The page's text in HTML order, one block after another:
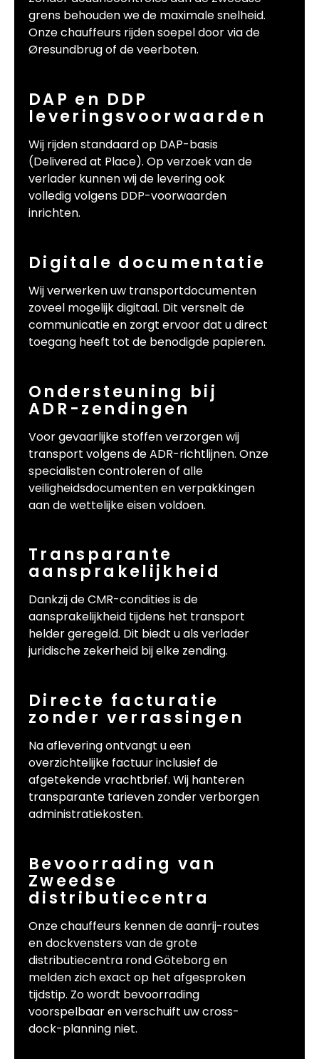
grens behouden we de maximale snelheid.
Onze chauffeurs rijden soepel door via de
Øresundbrug of de veerboten.
DAP en DDP
leveringsvoorwaarden
Wij rijden standaard op DAP-basis
(Delivered at Place). Op verzoek van de
verlader kunnen wij de levering ook
volledig volgens DDP-voorwaarden
inrichten.
Digitale documentatie
Wij verwerken uw transportdocumenten
zoveel mogelijk digitaal. Dit versnelt de
communicatie en zorgt ervoor dat u direct
toegang heeft tot de benodigde papieren.
Ondersteuning bij
ADR-zendingen
Voor gevaarlijke stoffen verzorgen wij
transport volgens de ADR-richtlijnen. Onze
specialisten controleren of alle
veiligheidsdocumenten en verpakkingen
aan de wettelijke eisen voldoen.
Transparante
aansprakelijkheid
Dankzij de CMR-condities is de
aansprakelijkheid tijdens het transport
helder geregeld. Dit biedt u als verlader
juridische zekerheid bij elke zending.
Directe facturatie
zonder verrassingen
Na aflevering ontvangt u een
overzichtelijke factuur inclusief de
afgetekende vrachtbrief. Wij hanteren
transparante tarieven zonder verborgen
administratiekosten.
Bevoorrading van
Zweedse
distributiecentra
Onze chauffeurs kennen de aanrij-routes
en dockvensters van de grote
distributiecentra rond Göteborg en
melden zich exact op het afgesproken
tijdstip. Zo wordt bevoorrading
voorspelbaar en verschuift uw cross-
dock-planning niet.